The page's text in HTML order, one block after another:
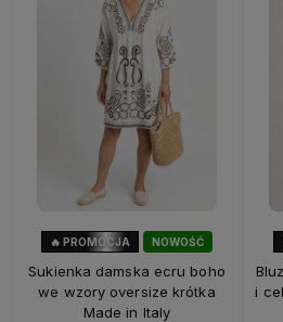
NOWOŚĆ
🔥 PROMOCJA
Sukienka damska ecru boho
we wzory oversize krótka
Made in Italy
i